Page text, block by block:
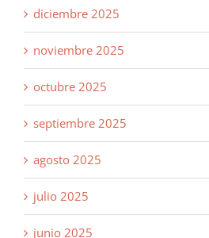
diciembre 2025
noviembre 2025
octubre 2025
septiembre 2025
agosto 2025
julio 2025
junio 2025